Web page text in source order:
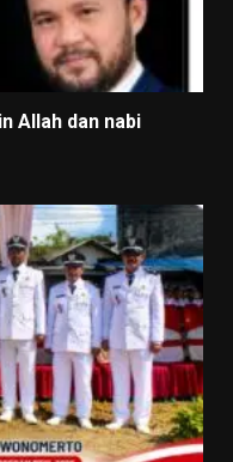
Allah dan nabi